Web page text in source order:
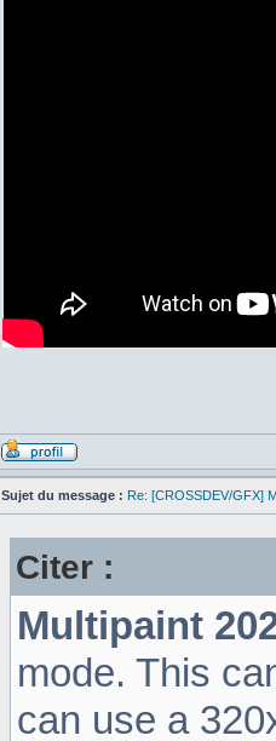
Sujet du message : Re: [CROSSDEV/GFX]
Citer :
Multipaint
mode. This
can use a